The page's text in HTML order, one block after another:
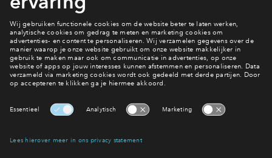
Welke woning past bij jou?
Woningen
Interesse? Meld je dan snel aan
Hiermee blijf je op de hoogte van het belangrijkste nieuws en